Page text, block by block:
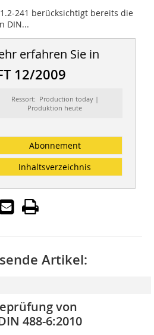
241 berücksichtigt bereits die
DIN...
erfahren Sie in
12/2009
Ressort: Production today |
Produktion heute
Abonnement
Inhaltsverzeichnis
Artikel:
von
488-6:2010